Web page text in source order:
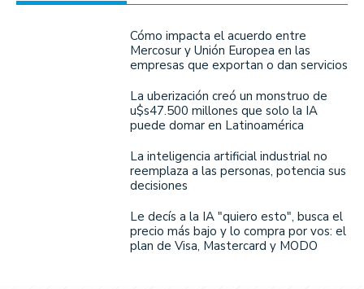
Cómo impacta el acuerdo entre
Mercosur y Unión Europea en las
empresas que exportan o dan servicios
La uberización creó un monstruo de
u$s47.500 millones que solo la IA
puede domar en Latinoamérica
La inteligencia artificial industrial no
reemplaza a las personas, potencia sus
decisiones
Le decís a la IA "quiero esto", busca el
precio más bajo y lo compra por vos: el
plan de Visa, Mastercard y MODO